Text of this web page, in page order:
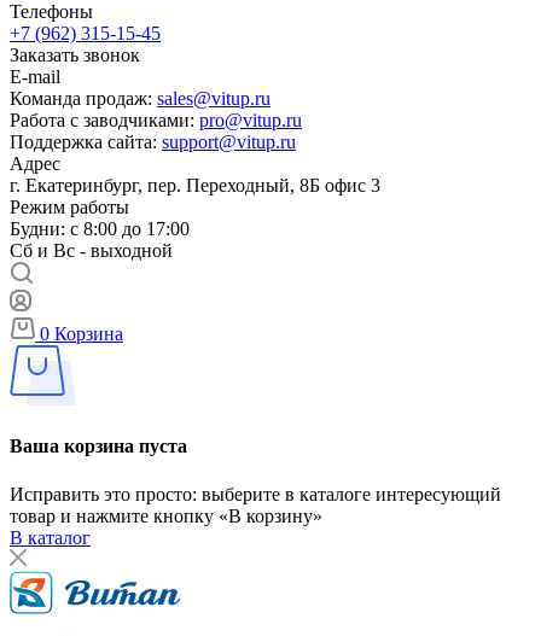
Телефоны
+7 (962) 315-15-45
Заказать звонок
E-mail
Команда продаж: sales@vitup.ru
Работа с заводчиками: pro@vitup.ru
Поддержка сайта: support@vitup.ru
Адрес
г. Екатеринбург, пер. Переходный, 8Б офис 3
Режим работы
Будни: с 8:00 до 17:00
Сб и Вс - выходной
0 Корзина
Ваша корзина пуста
Исправить это просто: выберите в каталоге интересующий
товар и нажмите кнопку «В корзину»
В каталог